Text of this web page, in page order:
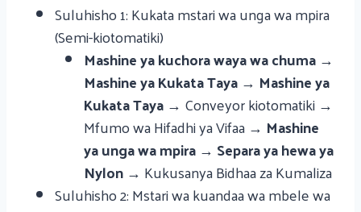
Suluhisho 1: Kukata mstari wa unga wa mpira
(Semi-kiotomatiki)
Mashine ya kuchora waya wa chuma →
Mashine ya Kukata Taya → Mashine ya
Kukata Taya → Conveyor kiotomatiki →
Mfumo wa Hifadhi ya Vifaa → Mashine
ya unga wa mpira → Separa ya hewa ya
Nylon → Kukusanya Bidhaa za Kumaliza
Suluhisho 2: Mstari wa kuandaa wa mbele wa